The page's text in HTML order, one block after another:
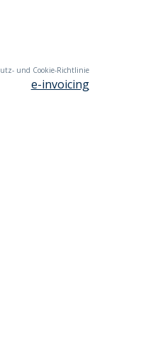
und Cookie-Richtlinie
e-invoicing